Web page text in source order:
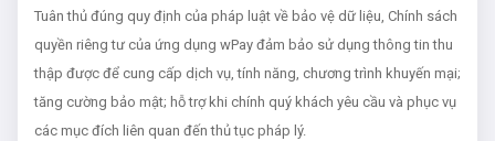
Tuân thủ đúng quy định của pháp luật về bảo vệ dữ liệu, Chính sách
quyền riêng tư của ứng dụng wPay đảm bảo sử dụng thông tin thu
thập được để cung cấp dịch vụ, tính năng, chương trình khuyến mại;
tăng cường bảo mật; hỗ trợ khi chính quý khách yêu cầu và phục vụ
các mục đích liên quan đến thủ tục pháp lý.